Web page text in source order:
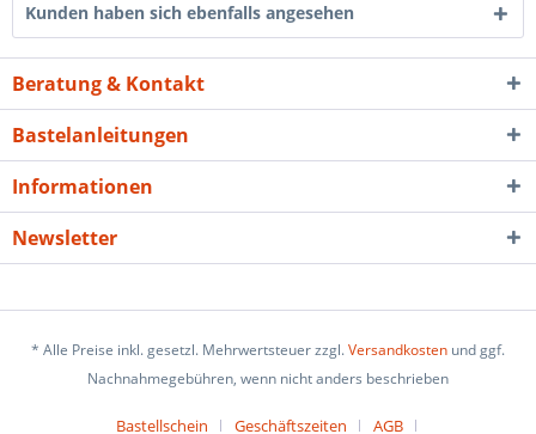
Kunden haben sich ebenfalls angesehen
Beratung & Kontakt
Bastelanleitungen
Informationen
Newsletter
* Alle Preise inkl. gesetzl. Mehrwertsteuer zzgl.Versandkosten und ggf.
Nachnahmegebühren, wenn nicht anders beschrieben
Bastellschein Geschäftszeiten AGB